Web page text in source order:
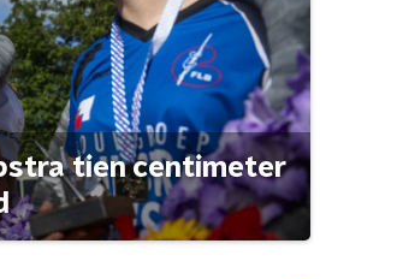
tien centimeter